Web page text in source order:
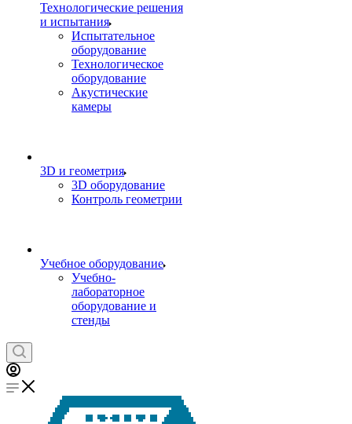
Технологические решения
и испытания
Испытательное
оборудование
Технологическое
оборудование
Акустические
камеры
3D и геометрия
3D оборудование
Контроль геометрии
Учебное оборудование
Учебно-
лабораторное
оборудование и
стенды